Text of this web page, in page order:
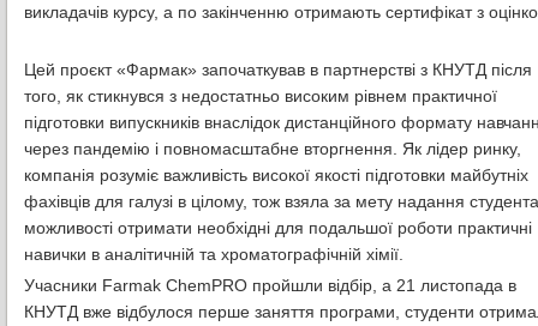
викладачів курсу, а по закінченню отримають сертифікат з
Цей проєкт «Фармак» започаткував в партнерстві з КНУТД після
того, як стикнувся з недостатньо високим рівнем практичної
підготовки випускників внаслідок дистанційного формату
через пандемію і повномасштабне вторгнення. Як лідер ринку,
компанія розуміє важливість високої якості підготовки майбутніх
фахівців для галузі в цілому, тож взяла за мету надання
можливості отримати необхідні для подальшої роботи практичні
навички в аналітичній та хроматографічній хімії.
Учасники Farmak ChemPRO пройшли відбір, а 21 листопада в
КНУТД вже відбулося перше заняття програми, студенти